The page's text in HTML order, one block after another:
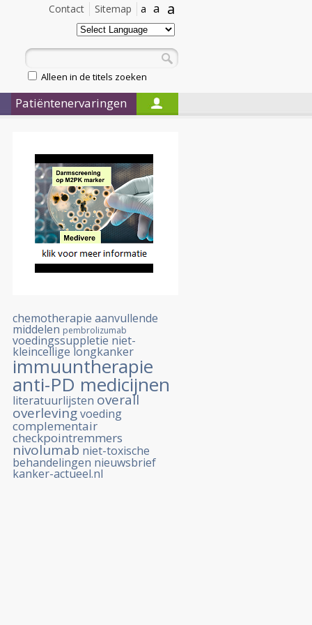
a
a
a
Sitemap
Contact
Alleen in de titels zoeken
Patiëntenervaringen
chemotherapie aanvullende
middelen pembrolizumab
voedingssuppletie niet-
kleincellige longkanker
immuuntherapie
anti-PD medicijnen
literatuurlijsten overall
overlevingvoeding
complementair
checkpointremmers
nivolumab niet-toxische
behandelingen nieuwsbrief
kanker-actueel.nl